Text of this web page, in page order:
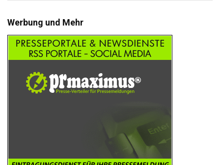
Werbung und Mehr